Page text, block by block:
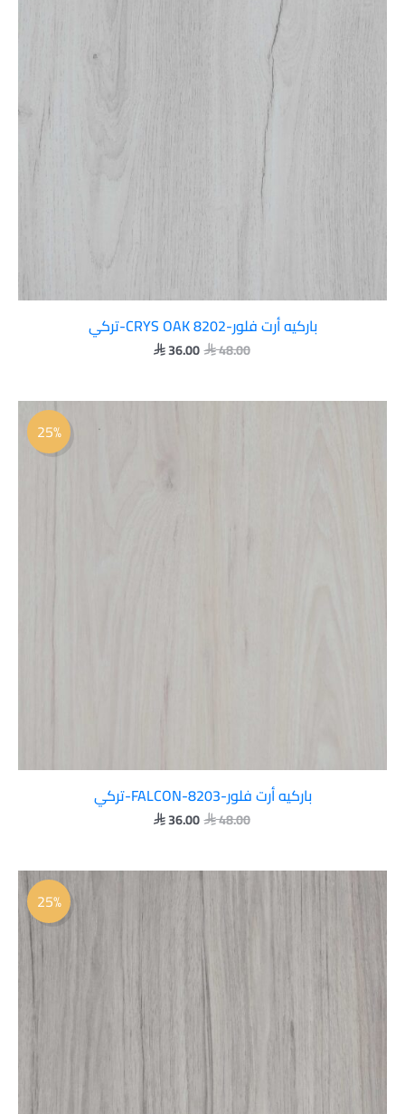
باركيه أرت فلور-CRYS OAK 8202-تركي
48.00
36.00
25%
باركيه أرت فلور-FALCON-8203-تركي
48.00
السعر
36.00
السعر
25%
السعر
 48.00.
السعر
هو:
 36.00.